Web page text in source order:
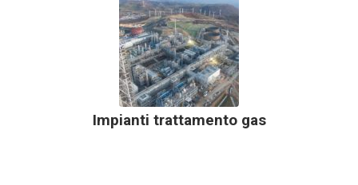
Impianti trattamento gas